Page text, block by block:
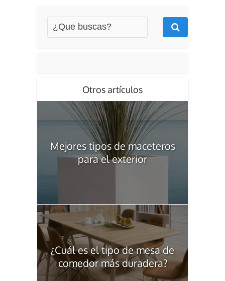
Otros artículos
Mejores tipos de maceteros
para el exterior
¿Cuál es el tipo de mesa de
comedor más duradera?